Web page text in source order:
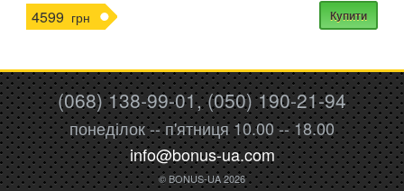
4599 грн Купити
(068) 138-99-01, (050) 190-21-94
понеділок -- п'ятниця 10.00 -- 18.00
info@bonus-ua.com
© BONUS-UA 2026